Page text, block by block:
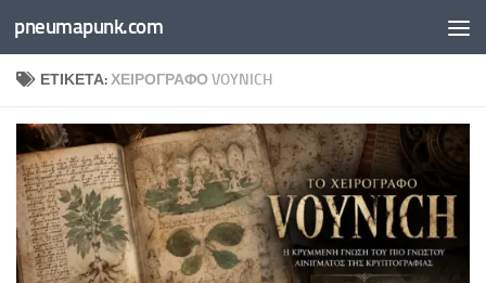
Skip to content
pneumapunk.com
ΕΤΙΚΈΤΑ:ΧΕΙΡΌΓΡΑΦΟ VOYNICH